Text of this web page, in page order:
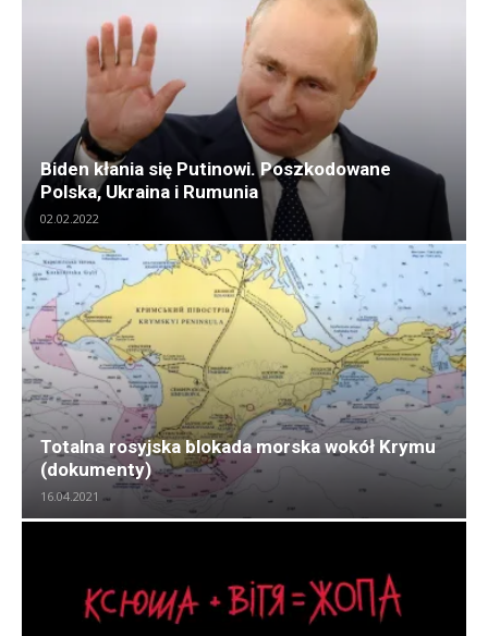
Biden kłania się Putinowi. Poszkodowane
Polska, Ukraina i Rumunia
02.02.2022
Totalna rosyjska blokada morska wokół Krymu
(dokumenty)
16.04.2021